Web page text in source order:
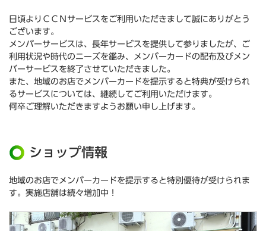
日頃よりＣＣＮサービスをご利用いただきまして誠にありがとう
ございます。
メンバーサービスは、長年サービスを提供して参りましたが、ご
利用状況や時代のニーズを鑑み、メンバーカードの配布及びメン
バーサービスを終了させていただきました。
また、地域のお店でメンバーカードを提示すると特典が受けられ
るサービスについては、継続してご利用いただけます。
何卒ご理解いただきますようお願い申し上げます。
ショップ情報
地域のお店でメンバーカードを提示すると特別優待が受けられま
す。実施店舗は続々増加中！